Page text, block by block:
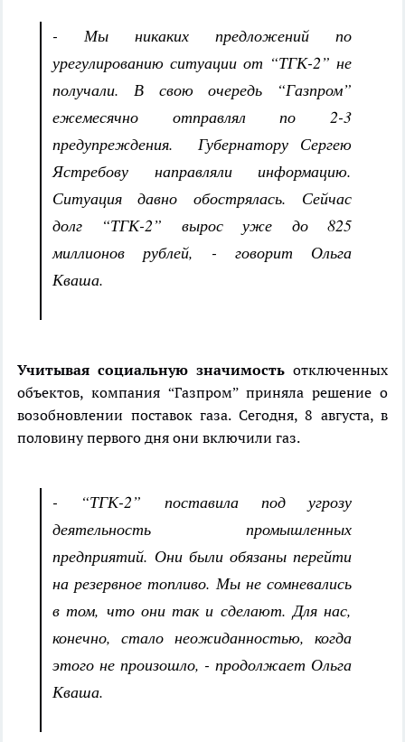
- Мы никаких предложений по
урегулированию ситуации от “ТГК-2” не
получали. В свою очередь “Газпром”
ежемесячно отправлял по 2-3
предупреждения. Губернатору Сергею
Ястребову направляли информацию.
Ситуация давно обострялась. Сейчас
долг “ТГК-2” вырос уже до 825
миллионов рублей, - говорит Ольга
Кваша.
Учитывая социальную значимость отключенных
объектов, компания “Газпром” приняла решение о
возобновлении поставок газа. Сегодня, 8 августа, в
половину первого дня они включили газ.
- “ТГК-2” поставила под угрозу
деятельность промышленных
предприятий. Они были обязаны перейти
на резервное топливо. Мы не сомневались
в том, что они так и сделают. Для нас,
конечно, стало неожиданностью, когда
этого не произошло, - продолжает Ольга
Кваша.